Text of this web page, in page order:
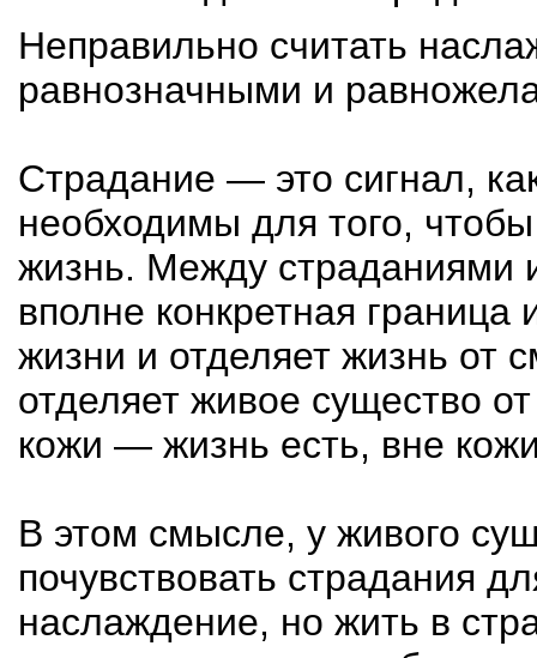
Неправильно считать
равнозначными и
Страдание — это сигнал,
необходимы для того,
жизнь. Между страданиями
вполне конкретная
жизни и отделяет жизнь от
отделяет живое существо
кожи — жизнь есть, вне
В этом смысле, у живого
почувствовать страдания
наслаждение, но жить в